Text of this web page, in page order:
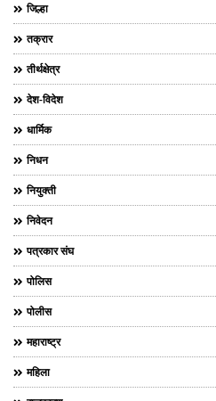
जिल्हा
तक्रार
तीर्थक्षेत्र
देश-विदेश
धार्मिक
निधन
नियुक्ती
निवेदन
पत्रकार संघ
पोलिस
पोलीस
महाराष्ट्र
महिला